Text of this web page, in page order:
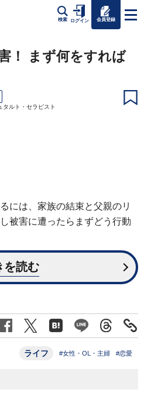
検索 ログイン 会員登録
！ まず何をすれば
タルト・セラピスト
には、家族の結束と父親のリ
被害に遭ったらまずどう行動
を読む
ライフ #女性・OL・主婦 #恋愛